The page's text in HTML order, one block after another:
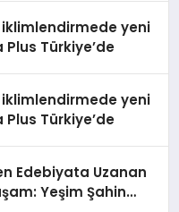
iklimlendirmede yeni
Türkiye’de
iklimlendirmede yeni
Türkiye’de
Edebiyata Uzanan
Yeşim Şahin